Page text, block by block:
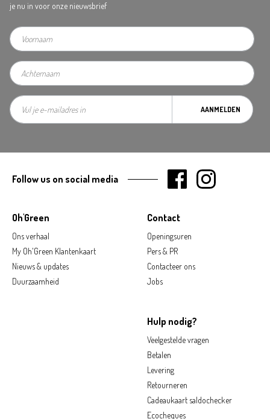
je nu in voor onze nieuwsbrief
AANMELDEN
Oh'Green
Ons verhaal
My Oh'Green Klantenkaart
Nieuws & updates
Duurzaamheid
Contact
Openingsuren
Pers & PR
Contacteer ons
Jobs
Hulp nodig?
Veelgestelde vragen
Betalen
Levering
Retourneren
Cadeaukaart saldochecker
Ecocheques
Follow us on social media